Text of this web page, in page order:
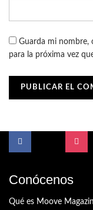
Guarda mi nombre,
para la próxima vez
Conócenos
Qué es Moove